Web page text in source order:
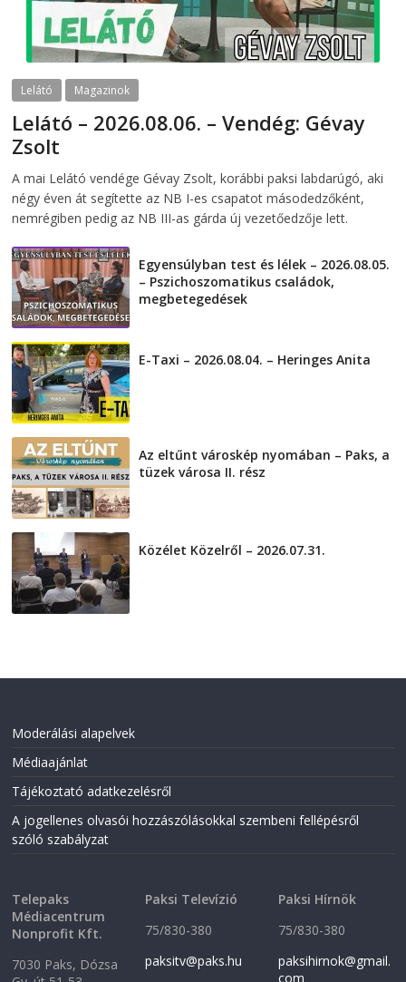
Lelátó Magazinok
Lelátó – 2026.08.06. – Vendég: Gévay
Zsolt
A mai Lelátó vendége Gévay Zsolt, korábbi paksi labdarúgó, aki
négy éven át segítette az NB I-es csapatot másodedzőként,
nemrégiben pedig az NB III-as gárda új vezetőedzője lett.
Egyensúlyban test és lélek – 2026.08.05.
– Pszichoszomatikus családok,
megbetegedések
E-Taxi – 2026.08.04. – Heringes Anita
Az eltűnt városkép nyomában – Paks, a
tüzek városa II. rész
Közélet Közelről – 2026.07.31.
Moderálási alapelvek
Médiaajánlat
Tájékoztató adatkezelésről
A jogellenes olvasói hozzászólásokkal szembeni fellépésről
szóló szabályzat
Telepaks
Médiacentrum
Nonprofit Kft.
7030 Paks, Dózsa
Paksi Televízió
75/830-380
paksitv@paks.hu
Paksi Hírnök
75/830-380
paksihirnok@gmail.
com